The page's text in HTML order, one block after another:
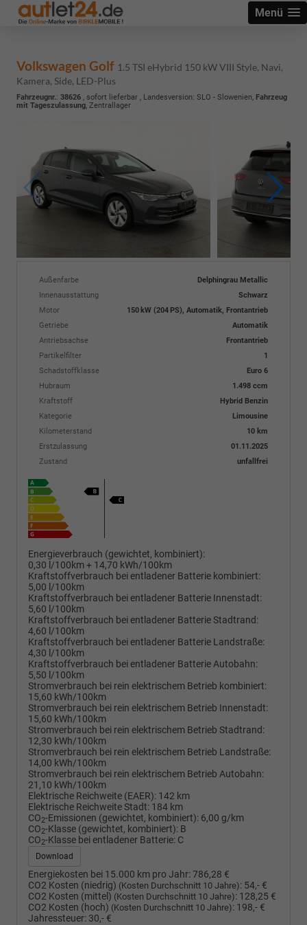
Menü
Volkswagen Golf 1.5 TSI eHybrid 150 kW VIII Style, Navi,
Kamera, Side, LED-Plus
Fahrzeugnr.: 38626 , sofort lieferbar , Landesversion: SLO - Slowenien, Fahrzeug
mit Tageszulassung, Zentrallager
Außenfarbe
Delphingrau Metallic
Innenausstattung
Schwarz
Motor
150 kW (204 PS), Automatik, Frontantrieb
Getriebe
Automatik
Antriebsachse
Frontantrieb
Partikelfilter
1
Schadstoffklasse
Euro 6
Hubraum
1.498 ccm
Kraftstoff
Hybrid Benzin
Kategorie
Limousine
Kilometerstand
10 km
Erstzulassung
01.11.2025
Zustand
unfallfrei
Energieverbrauch (gewichtet, kombiniert):
0,30 l/100km + 14,70 kWh/100km
Kraftstoffverbrauch bei entladener Batterie kombiniert:
5,00 l/100km
Kraftstoffverbrauch bei entladener Batterie Innenstadt:
5,60 l/100km
Kraftstoffverbrauch bei entladener Batterie Stadtrand:
4,60 l/100km
Kraftstoffverbrauch bei entladener Batterie Landstraße:
4,30 l/100km
Kraftstoffverbrauch bei entladener Batterie Autobahn:
5,50 l/100km
Stromverbrauch bei rein elektrischem Betrieb kombiniert:
15,60 kWh/100km
Stromverbrauch bei rein elektrischem Betrieb Innenstadt:
15,60 kWh/100km
Stromverbrauch bei rein elektrischem Betrieb Stadtrand:
12,30 kWh/100km
Stromverbrauch bei rein elektrischem Betrieb Landstraße:
14,00 kWh/100km
Stromverbrauch bei rein elektrischem Betrieb Autobahn:
21,10 kWh/100km
Elektrische Reichweite (EAER): 142 km
Elektrische Reichweite Stadt: 184 km
CO2-Emissionen (gewichtet, kombiniert): 6,00 g/km
CO2-Klasse (gewichtet, kombiniert): B
CO2-Klasse bei entladener Batterie: C
Download
Energiekosten bei 15.000 km pro Jahr:786,28 €
CO2 Kosten (niedrig) (Kosten Durchschnitt 10 Jahre): 54,- €
CO2 Kosten (mittel) (Kosten Durchschnitt 10 Jahre): 128,25 €
CO2 Kosten (hoch) (Kosten Durchschnitt 10 Jahre): 198,- €
Jahressteuer: 30,- €